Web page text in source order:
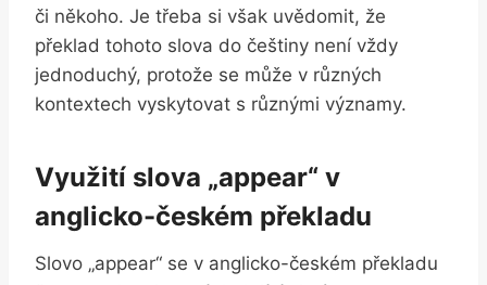
či někoho. Je třeba si však ⁤uvědomit, že
překlad tohoto slova do češtiny není vždy
jednoduchý, protože se může v různých⁤
kontextech vyskytovat s různými⁤ významy.
Využití slova „appear“ v
anglicko-českém překladu
Slovo „appear“⁤ se v anglicko-českém překladu